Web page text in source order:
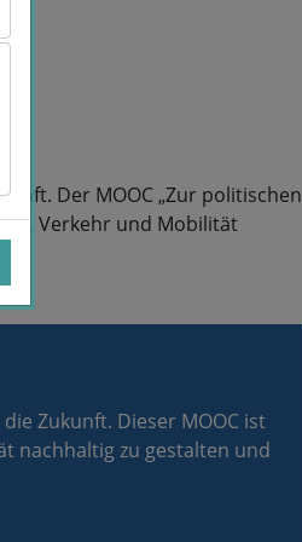
Der MOOC „Zur politischen
Verkehr und Mobilität
Zukunft. Dieser MOOC ist
nachhaltig zu gestalten und